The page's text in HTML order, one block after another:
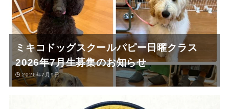
ミキコドッグスクールパピー日曜クラス
2026年7月生募集のお知らせ
2026年7月9日